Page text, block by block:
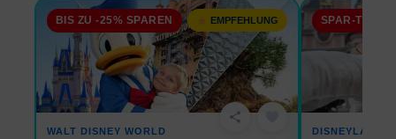
BIS ZU -25% SPAREN EMPFEHLUNG
WALT DISNEY WORLD
share
SPAR-TIPP:
DISNEYLAND